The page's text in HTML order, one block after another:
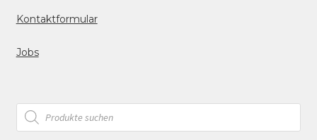
Kontaktformular
Jobs
Products
search